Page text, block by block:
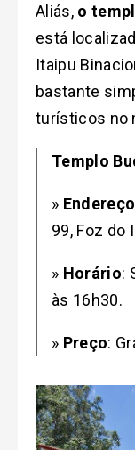
Aliás, o
está l
Itaipu
bastante
turísticos no
Templo
» Endereço
99, Foz do
» Horário:
às 16h30.
» Preço: